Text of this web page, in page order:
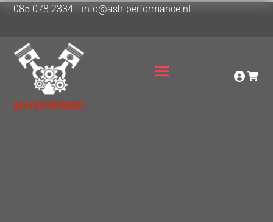
085 078 2334 info@ash-performance.nl